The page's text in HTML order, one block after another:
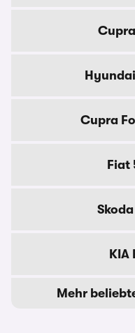
Cupra
Fiat
KIA
Mehr